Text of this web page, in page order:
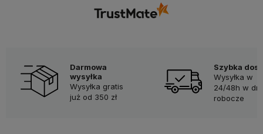
pozdrowieniami, obsługa sklepu.
Darmowa
wysyłka
Wysyłka gratis
już od 350 zł
Szybka
Wysyłka w
24/48h w dni
robocze